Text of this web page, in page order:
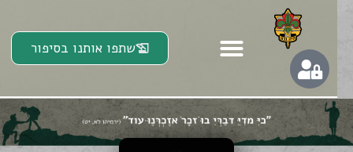
שתפו אותנו בסיפור